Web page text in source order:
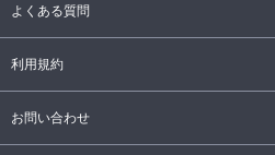
よくある質問
利用規約
お問い合わせ